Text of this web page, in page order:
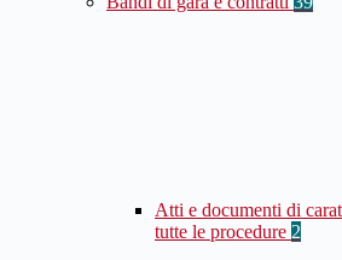
Atti e documenti di
tutte le procedure 2